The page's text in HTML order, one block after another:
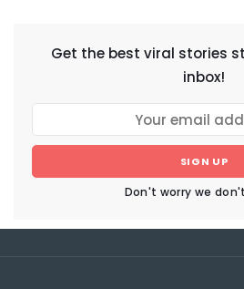
Get the best viral stories
inbox!
SIGN UP
Don't worry we